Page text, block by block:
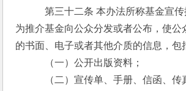
第三十二条 本办法所称基金宣传
为推介基金向公众分发或者公布，使公
的书面、电子或者其他介质的信息，包
（一）公开出版资料；
（二）宣传单、手册、信函、传